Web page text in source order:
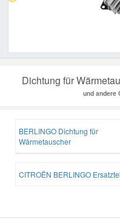
Dichtung für
und andere
BERLINGO Dichtung für
Wärmetauscher
CITROËN BERLINGO